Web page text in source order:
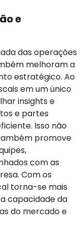
e
das operações
melhoram a
estratégico. Ao
em um único
insights e
e partes
Isso não
promove
com as
Com os
torna-se mais
capacidade da
do mercado e